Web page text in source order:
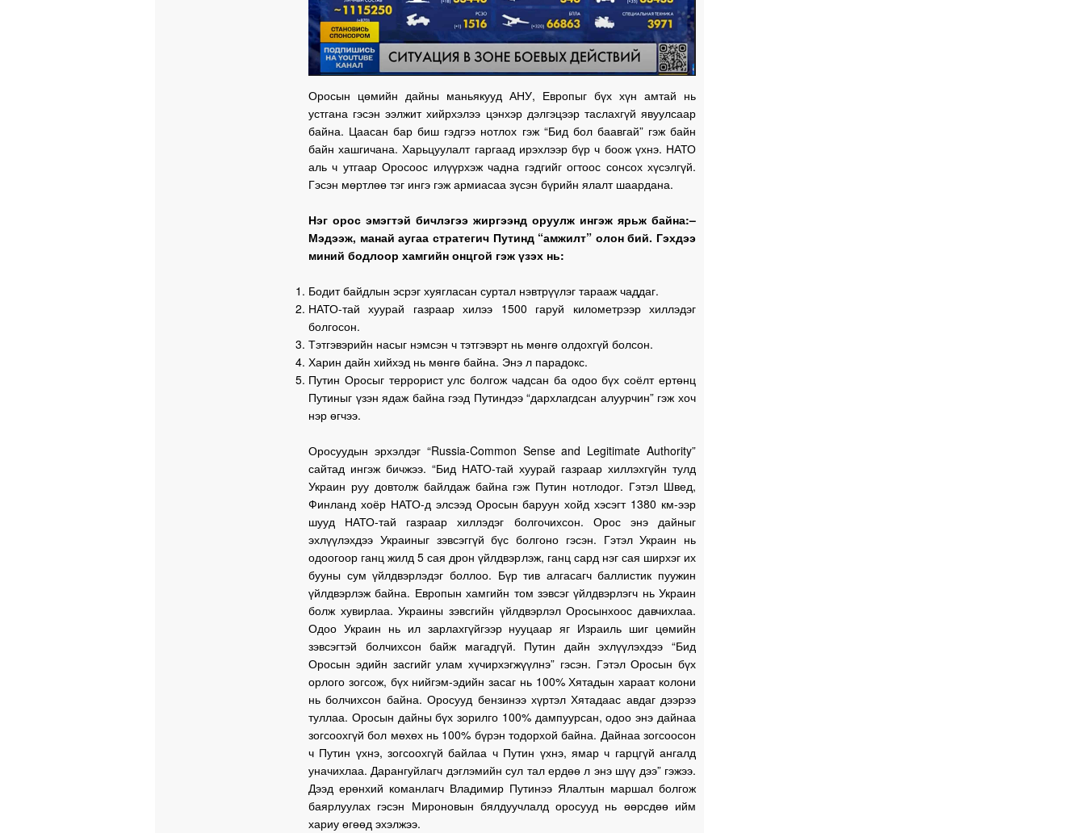
Оросын цөмийн дайны маньякууд АНУ, Европыг бүх хүн амтай нь
устгана гэсэн ээлжит хийрхэлээ цэнхэр дэлгэцээр таслахгүй явуулсаар
байна. Цаасан бар биш гэдгээ нотлох гэж “Бид бол баавгай” гэж байн
байн хашгичана. Харьцуулалт гаргаад ирэхлээр бүр ч боож үхнэ. НАТО
аль ч утгаар Оросоос илүүрхэж чадна гэдгийг огтоос сонсох хүсэлгүй.
Гэсэн мөртлөө тэг ингэ гэж армиасаа зүсэн бүрийн ялалт шаардана.
Нэг орос эмэгтэй бичлэгээ жиргээнд оруулж ингэж ярьж байна:–
Мэдээж, манай аугаа стратегич Путинд “амжилт” олон бий. Гэхдээ
миний бодлоор хамгийн онцгой гэж үзэх нь:
Бодит байдлын эсрэг хуягласан суртал нэвтрүүлэг тарааж чаддаг.
НАТО-тай хуурай газраар хилээ 1500 гаруй километрээр хиллэдэг
болгосон.
Тэтгэвэрийн насыг нэмсэн ч тэтгэвэрт нь мөнгө олдохгүй болсон.
Харин дайн хийхэд нь мөнгө байна. Энэ л парадокс.
Путин Оросыг террорист улс болгож чадсан ба одоо бүх соёлт ертөнц
Путиныг үзэн ядаж байна гээд Путиндээ “дархлагдсан алуурчин” гэж хоч
нэр өгчээ.
Оросуудын эрхэлдэг “Russia-Common Sense and Legitimate Authority”
сайтад ингэж бичжээ. “Бид НАТО-тай хуурай газраар хиллэхгүйн тулд
Украин руу довтолж байлдаж байна гэж Путин нотлодог. Гэтэл Швед,
Финланд хоёр НАТО-д элсээд Оросын баруун хойд хэсэгт 1380 км-ээр
шууд НАТО-тай газраар хиллэдэг болгочихсон. Орос энэ дайныг
эхлүүлэхдээ Украиныг зэвсэггүй бүс болгоно гэсэн. Гэтэл Украин нь
одоогоор ганц жилд 5 сая дрон үйлдвэрлэж, ганц сард нэг сая ширхэг их
бууны сум үйлдвэрлэдэг боллоо. Бүр тив алгасагч баллистик пуужин
үйлдвэрлэж байна. Европын хамгийн том зэвсэг үйлдвэрлэгч нь Украин
болж хувирлаа. Украины зэвсгийн үйлдвэрлэл Оросынхоос давчихлаа.
Одоо Украин нь ил зарлахгүйгээр нууцаар яг Израиль шиг цөмийн
зэвсэгтэй болчихсон байж магадгүй. Путин дайн эхлүүлэхдээ “Бид
Оросын эдийн засгийг улам хүчирхэгжүүлнэ” гэсэн. Гэтэл Оросын бүх
орлого зогсож, бүх нийгэм-эдийн засаг нь 100% Хятадын хараат колони
нь болчихсон байна. Оросууд бензинээ хүртэл Хятадаас авдаг дээрээ
туллаа. Оросын дайны бүх зорилго 100% дампуурсан, одоо энэ дайнаа
зогсоохгүй бол мөхөх нь 100% бүрэн тодорхой байна. Дайнаа зогсоосон
ч Путин үхнэ, зогсоохгүй байлаа ч Путин үхнэ, ямар ч гарцгүй ангалд
уначихлаа. Дарангуйлагч дэглэмийн сул тал ердөө л энэ шүү дээ” гэжээ.
Дээд ерөнхий команлагч Владимир Путинээ Ялалтын маршал болгож
баярлуулах гэсэн Мироновын бялдуучлалд оросууд нь өөрсдөө ийм
хариу өгөөд эхэлжээ.